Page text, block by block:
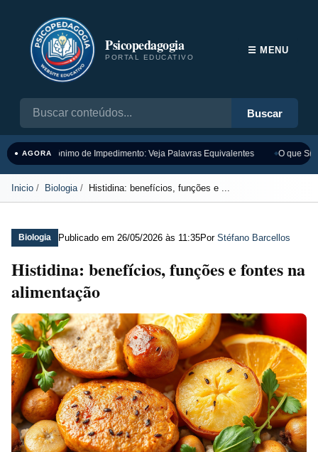
Psicopedagogia
PORTAL EDUCATIVO
Buscar
☰ MENU
● AGORASinônimo de Impedimento: Veja Palavras Equivalentes O que
Inicio Biologia Histidina: benefícios, funções e ...
Biologia Publicado em 26/05/2026 às 11:35Por Stéfano Barcellos
Histidina: benefícios, funções e fontes na
alimentação